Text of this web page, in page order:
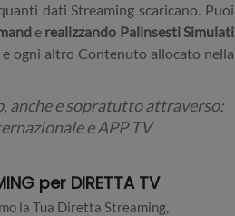
dati Streaming scaricano. Puoi
e realizzando Palinsesti Simulati
ogni altro Contenuto allocato nella
anche e sopratutto attraverso:
e APP TV
per DIRETTA TV
la Tua Diretta Streaming,